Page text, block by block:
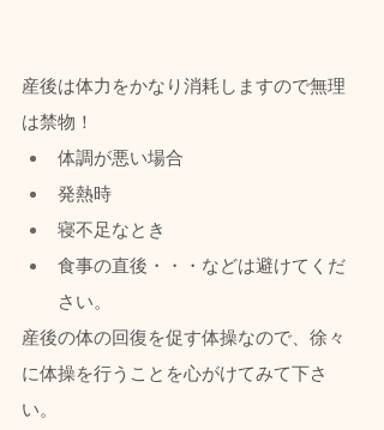
産後は体力をかなり消耗しますので無理
は禁物！
体調が悪い場合
発熱時
寝不足なとき
食事の直後・・・などは避けてくだ
さい。
産後の体の回復を促す体操なので、徐々
に体操を行うことを心がけてみて下さ
い。